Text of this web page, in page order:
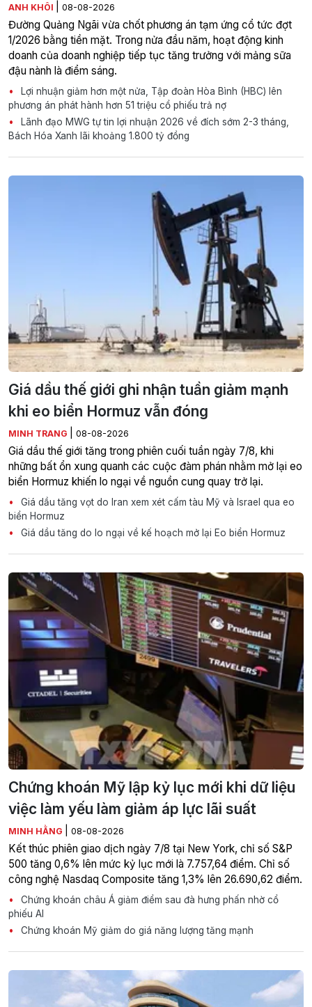
ANH KHÔI 08-08-2026
Đường Quảng Ngãi vừa chốt phương án tạm ứng cổ tức đợt
1/2026 bằng tiền mặt. Trong nửa đầu năm, hoạt động kinh
doanh của doanh nghiệp tiếp tục tăng trưởng với mảng sữa
đậu nành là điểm sáng.
Lợi nhuận giảm hơn một nửa, Tập đoàn Hòa Bình (HBC) lên
phương án phát hành hơn 51 triệu cổ phiếu trả nợ
Lãnh đạo MWG tự tin lợi nhuận 2026 về đích sớm 2-3 tháng,
Bách Hóa Xanh lãi khoảng 1.800 tỷ đồng
Giá dầu thế giới ghi nhận tuần giảm mạnh
khi eo biển Hormuz vẫn đóng
MINH TRANG 08-08-2026
Giá dầu thế giới tăng trong phiên cuối tuần ngày 7/8, khi
những bất ổn xung quanh các cuộc đàm phán nhằm mở lại eo
biển Hormuz khiến lo ngại về nguồn cung quay trở lại.
Giá dầu tăng vọt do Iran xem xét cấm tàu Mỹ và Israel qua eo
biển Hormuz
Giá dầu tăng do lo ngại về kế hoạch mở lại Eo biển Hormuz
Chứng khoán Mỹ lập kỷ lục mới khi dữ liệu
việc làm yếu làm giảm áp lực lãi suất
MINH HẰNG 08-08-2026
Kết thúc phiên giao dịch ngày 7/8 tại New York, chỉ số S&P
500 tăng 0,6% lên mức kỷ lục mới là 7.757,64 điểm. Chỉ số
công nghệ Nasdaq Composite tăng 1,3% lên 26.690,62 điểm.
Chứng khoán châu Á giảm điểm sau đà hưng phấn nhờ cổ
phiếu AI
Chứng khoán Mỹ giảm do giá năng lượng tăng mạnh